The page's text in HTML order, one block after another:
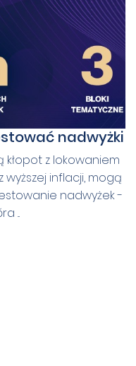
nadwyżki
kłopot z lokowaniem
inflacji, mogą
nadwyżek -
...